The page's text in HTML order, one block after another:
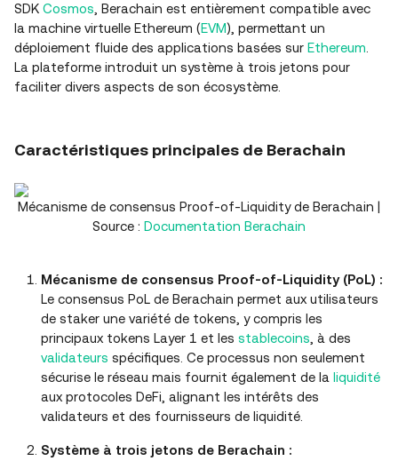
SDK Cosmos , Berachain est entièrement compatible avec
la machine virtuelle Ethereum (EVM), permettant un
déploiement fluide des applications basées sur Ethereum
La plateforme introduit un système à trois jetons pour
faciliter divers aspects de son écosystème.
Caractéristiques principales de Berachain
Mécanisme de consensus Proof-of-Liquidity de Berachain |
Source : Documentation Berachain
Mécanisme de consensus Proof-of-Liquidity (PoL) :
Le consensus PoL de Berachain permet aux utilisateurs
de staker une variété de tokens, y compris les
principaux tokens Layer 1 et les stablecoins , à des
validateurs spécifiques. Ce processus non seulement
sécurise le réseau mais fournit également de la liquidité
aux protocoles DeFi, alignant les intérêts des
validateurs et des fournisseurs de liquidité.
Système à trois jetons de Berachain :